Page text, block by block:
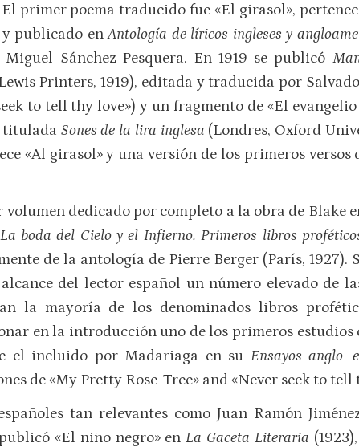
El primer poema traducido fue «El girasol»,
y publicado enAntología de líricos ingleses y
Miguel Sánchez Pesquera. En 1919 se publicó
Printers, 1919), editada y traducida por
to tell thy love») y un fragmento de «El
titulada Sones de la lira inglesa (Londres, Oxford
«Al girasol» y una versión de los primeros
volumen dedicado por completo a la obra de Blake
La boda del Cielo y el Infierno. Primeros libros
de la antología de Pierre Berger (París,
del lector español un número elevado de
la mayoría de los denominados libros
en la introducción uno de los primeros
el incluido por Madariaga en su Ensayos
de «My Pretty Rose-Tree» and «Never seek to tell
tan relevantes como Juan Ramón
«El niño negro» enLa Gaceta Literaria